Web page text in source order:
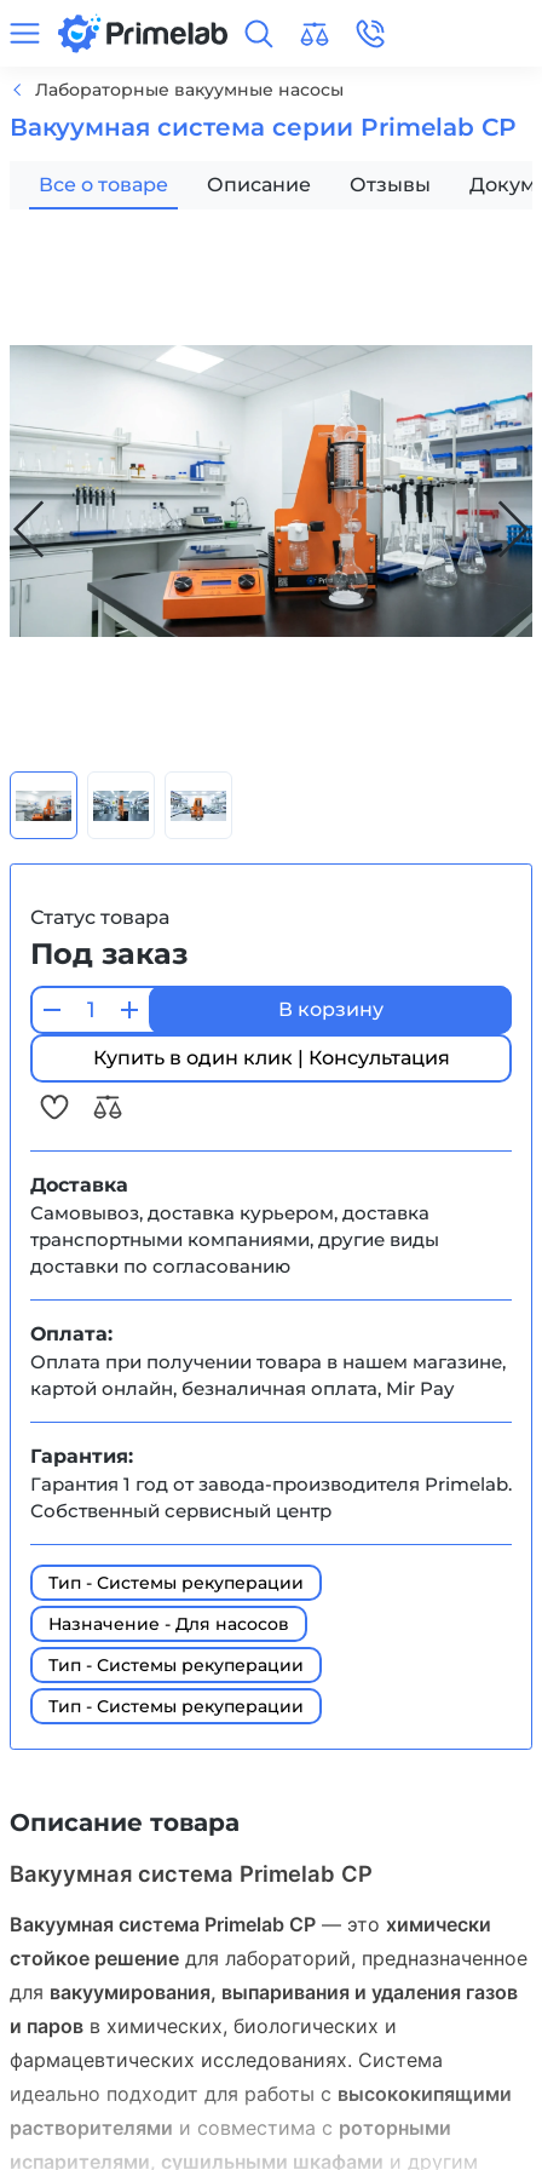
Лабораторные вакуумные насосы
Вакуумная система серии Primelab СР
Все о товаре Описание Отзывы
Статус товара
Под заказ
В корзину
Купить в один клик | Консультация
Доставка
Самовывоз, доставка курьером, доставка
транспортными компаниями, другие виды
доставки по согласованию
Оплата:
Оплата при получении товара в нашем магазине,
картой онлайн, безналичная оплата, Mir Pay
Гарантия:
Гарантия 1 год от завода-производителя Primelab.
Собственный сервисный центр
Тип - Системы рекуперации
Назначение - Для насосов
Тип - Системы рекуперации
Тип - Системы рекуперации
Описание товара
Вакуумная система Primelab СР
Вакуумная система Primelab СР — это химически
стойкое решение для лабораторий, предназначенное
для вакуумирования, выпаривания и удаления газов
и паров в химических, биологических и
фармацевтических исследованиях. Система
идеально подходит для работы с высококипящими
растворителями и совместима с роторными
испарителями, сушильными шкафами и другим